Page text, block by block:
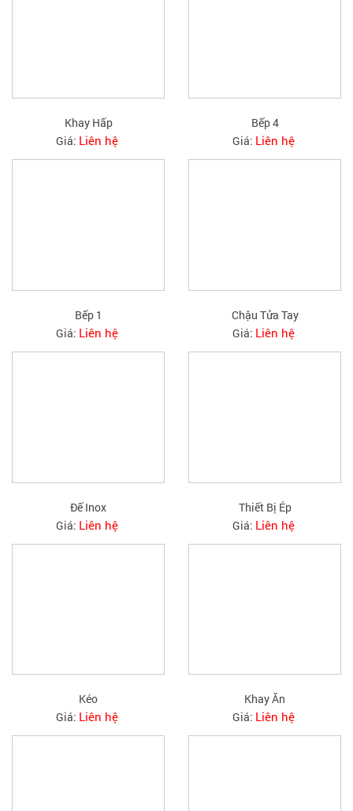
Khay Hấp
Giá: Liên hệ
Bếp 4
Giá: Liên hệ
Bếp 1
Giá: Liên hệ
Chậu Tửa Tay
Giá: Liên hệ
Đế Inox
Giá: Liên hệ
Thiết Bị Ép
Giá: Liên hệ
Kéo
Giá: Liên hệ
Khay Ăn
Giá: Liên hệ